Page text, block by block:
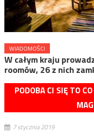
WIADOMOŚCI
W całym kraju
roomów, 26 z nich
PODOBA CI SIĘ TO
7 stycznia 2019